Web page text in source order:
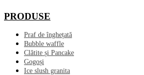
PRODUSE
Praf de înghețată
Bubble waffle
Clătite și Pancake
Gogoși
Ice slush granita